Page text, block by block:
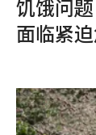
饥饿问
面临紧